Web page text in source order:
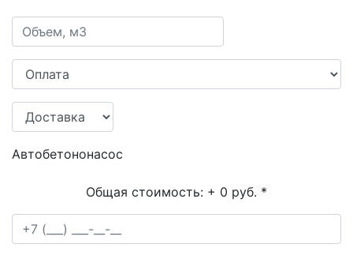
Автобетононасос
Общая стоимость: + 0 руб. *